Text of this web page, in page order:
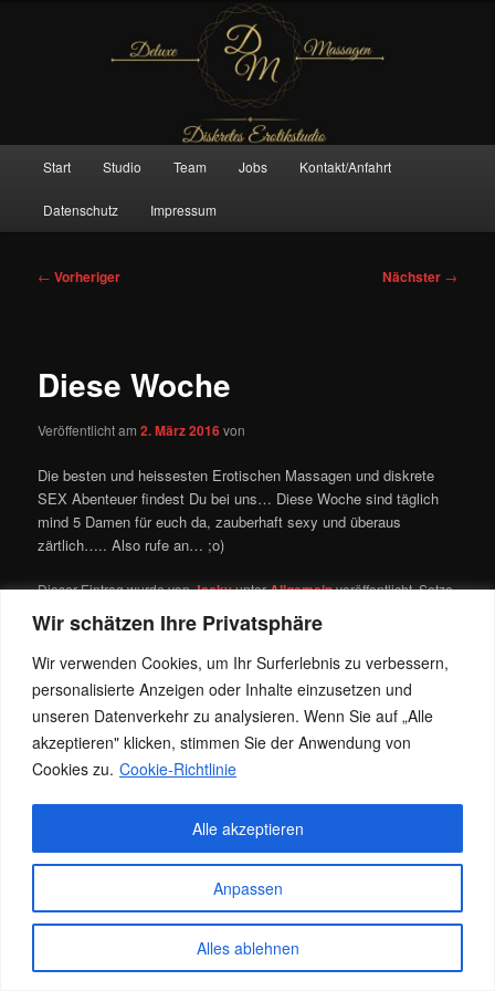
Wir schätzen Ihre Privatsphäre
Wir verwenden Cookies, um Ihr Surferlebnis zu verbessern,
personalisierte Anzeigen oder Inhalte einzusetzen und
unseren Datenverkehr zu analysieren. Wenn Sie auf „Alle
akzeptieren" klicken, stimmen Sie der Anwendung von
Cookies zu. Cookie-Richtlinie
Anpassen
Alles ablehnen
Alle akzeptieren
Deluxe Massagen And More
Start Studio Team Jobs Kontakt/Anfahrt
Datenschutz Impressum
Beitragsnavigation
← Vorheriger Nächster →
Diese Woche
Veröffentlicht am2. März 2016von
Die besten und heissesten Erotischen Massagen und diskrete
SEX Abenteuer findest Du bei uns… Diese Woche sind täglich
mind 5 Damen für euch da, zauberhaft sexy und überaus
zärtlich….. Also rufe an… ;o)
Dieser Eintrag wurde vonJackyunterAllgemeinveröffentlicht. Setze
Datenschutz Stolz präsentiert von WordPress